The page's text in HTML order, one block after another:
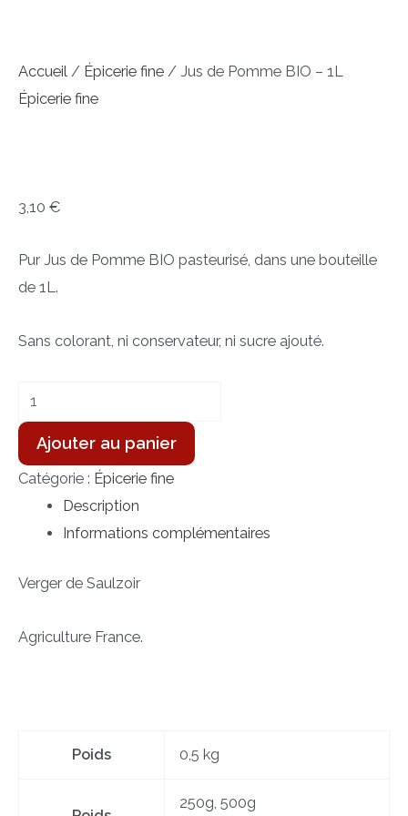
Accueil / Épicerie fine / Jus de Pomme BIO – 1L
Épicerie fine
3,10 €
Pur Jus de Pomme BIO pasteurisé, dans une bouteille
de 1L.
Sans colorant, ni conservateur, ni sucre ajouté.
Ajouter au panier
Catégorie : Épicerie fine
Description
Informations complémentaires
Verger de Saulzoir
Agriculture France.
Poids 0,5 kg
250g, 500g